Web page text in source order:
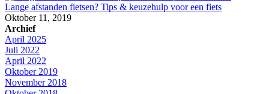
Lange afstanden fietsen? Tips & keuzehulp voor een fiets
Oktober 11, 2019
Archief
April 2025
Juli 2022
April 2022
Oktober 2019
November 2018